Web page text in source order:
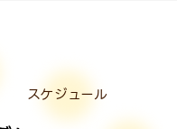
スケジュール